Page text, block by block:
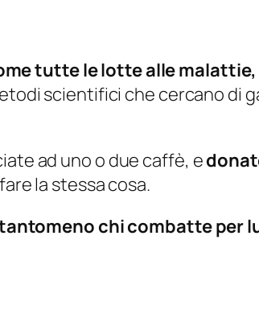
tutte le lotte alle malattie,
scientifici che cercano di
ad uno o due caffè, e
la stessa cosa.
chi combatte per